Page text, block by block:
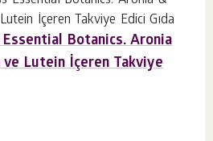
Botanics. Aronia
Lutein İçeren Takviye